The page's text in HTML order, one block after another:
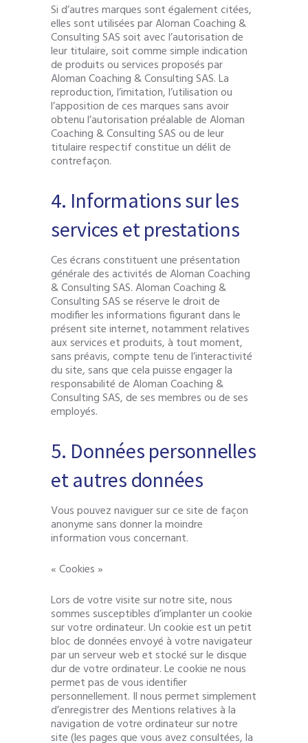
Si d’autres marques sont également citées,
elles sont utilisées par Aloman Coaching &
Consulting SAS soit avec l’autorisation de
leur titulaire, soit comme simple indication
de produits ou services proposés par
Aloman Coaching & Consulting SAS. La
reproduction, l’imitation, l’utilisation ou
l’apposition de ces marques sans avoir
obtenu l’autorisation préalable de Aloman
Coaching & Consulting SAS ou de leur
titulaire respectif constitue un délit de
contrefaçon.
4. Informations sur les
services et prestations
Ces écrans constituent une présentation
générale des activités de Aloman Coaching
& Consulting SAS. Aloman Coaching &
Consulting SAS se réserve le droit de
modifier les informations figurant dans le
présent site internet, notamment relatives
aux services et produits, à tout moment,
sans préavis, compte tenu de l’interactivité
du site, sans que cela puisse engager la
responsabilité de Aloman Coaching &
Consulting SAS, de ses membres ou de ses
employés.
5. Données personnelles
et autres données
Vous pouvez naviguer sur ce site de façon
anonyme sans donner la moindre
information vous concernant.
« Cookies »
Lors de votre visite sur notre site, nous
sommes susceptibles d’implanter un cookie
sur votre ordinateur. Un cookie est un petit
bloc de données envoyé à votre navigateur
par un serveur web et stocké sur le disque
dur de votre ordinateur. Le cookie ne nous
permet pas de vous identifier
personnellement. Il nous permet simplement
d’enregistrer des Mentions relatives à la
navigation de votre ordinateur sur notre
site (les pages que vous avez consultées, la